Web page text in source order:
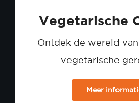
Vegetarische
Ontdek de wereld
vegetarische
Meer